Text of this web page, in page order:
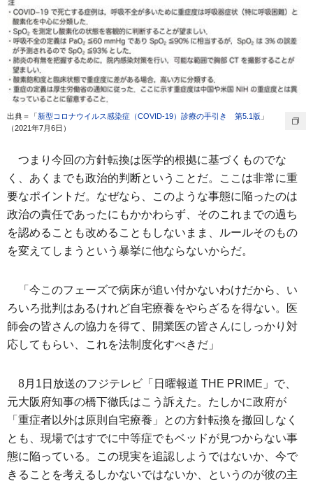
出典＝「 新型コロナウイルス感染症（COVID-19）診療の手引き 第5.1版 」
（2021年7月6日）
つまり今回の方針転換は医学的根拠に基づくものでな
く、あくまでも政治的判断ということだ。ここは非常に重
要なポイントだ。なぜなら、このような事態に陥ったのは
政治の責任であったにもかかわらず、そのこれまでの過ち
を認めることも改めることもしないまま、ルールそのもの
を変えてしまうという暴挙に他ならないからだ。
「今このフェーズで病床が追い付かないわけだから、い
ろいろ批判はあるけれど自宅療養をやらざるを得ない。医
師会の皆さんの協力を得て、開業医の皆さんにしっかり対
応してもらい、これを法制度化すべきだ」
8月1日放送のフジテレビ「日曜報道 THE PRIME」で、
元大阪府知事の橋下徹氏はこう訴えた。たしかに政府が
「重症者以外は原則自宅療養」との方針転換を撤回しなく
とも、現場ではすでに中等症でもベッドが見つからない事
態に陥っている。この現実を追認しようではないか、今で
きることを考えるしかないではないか、というのが彼の主